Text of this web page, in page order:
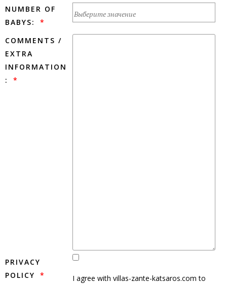
NUMBER OF
BABYS:
COMMENTS /
EXTRA
INFORMATION
:
PRIVACY
POLICY
I agree with villas-zante-katsaros.com to